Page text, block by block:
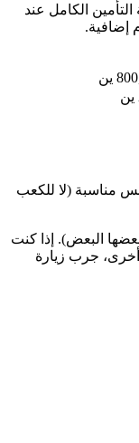
الكامل عند
إضافية.
مناسبة (لا للكعب
البعض). إذا كنت
جرب زيارة